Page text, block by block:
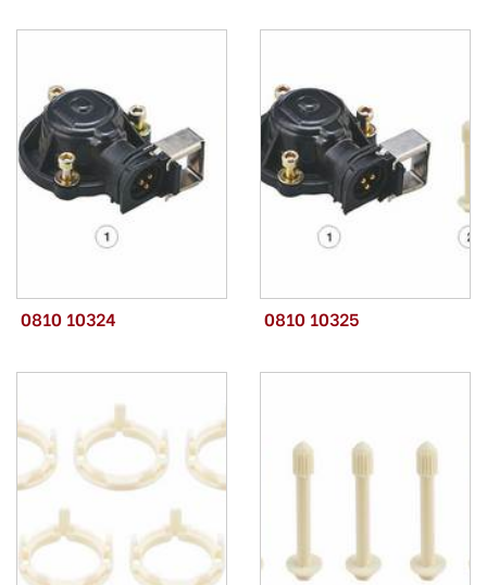
0810 10324 0810 10325